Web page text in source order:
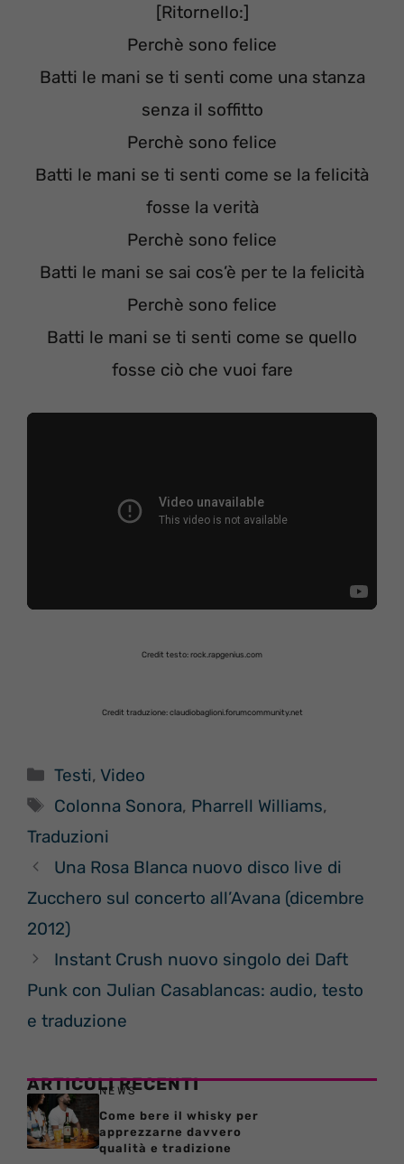
[Ritornello:]
Perchè sono felice
Batti le mani se ti senti come una stanza
senza il soffitto
Perchè sono felice
Batti le mani se ti senti come se la felicità
fosse la verità
Perchè sono felice
Batti le mani se sai cos’è per te la felicità
Perchè sono felice
Batti le mani se ti senti come se quello
fosse ciò che vuoi fare
Credit testo: rock.rapgenius.com
Credit traduzione: claudiobaglioni.forumcommunity.net
Categorie
Testi,Video
Tag
Colonna Sonora, Pharrell Williams,
Traduzioni
Una Rosa Blanca nuovo disco live di
Zucchero sul concerto all’Avana (dicembre
2012)
Instant Crush nuovo singolo dei Daft
Punk con Julian Casablancas: audio, testo
e traduzione
ARTICOLI RECENTI
NEWS
Come bere il whisky per
apprezzarne davvero
qualità e tradizione